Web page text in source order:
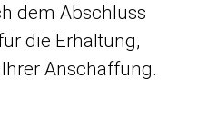
dem Abschluss
die Erhaltung,
Anschaffung.